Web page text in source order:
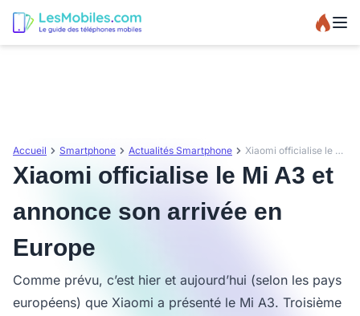
Accueil Smartphone Actualités Smartphone Xiaomi officialise le Mi A3 et annonce son arrivée en Europe
Xiaomi officialise le Mi A3 et
annonce son arrivée en
Europe
Comme prévu, c’est hier et aujourd’hui (selon les pays
européens) que Xiaomi a présenté le Mi A3. Troisième